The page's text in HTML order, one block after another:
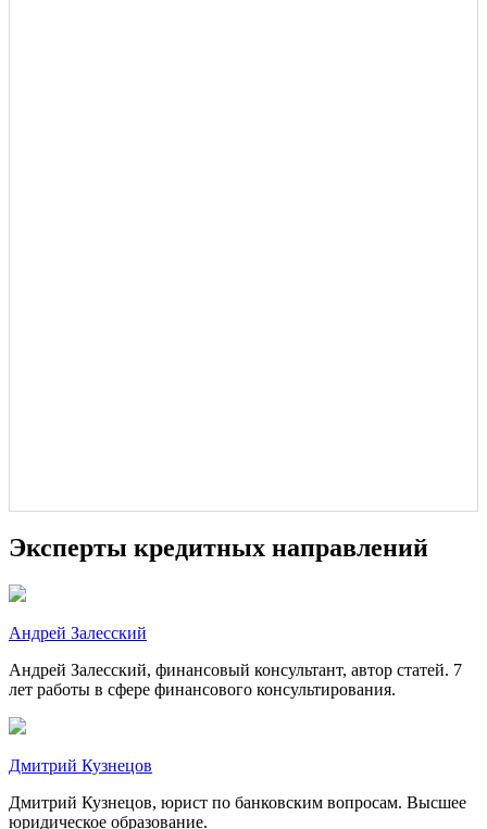
Эксперты кредитных направлений
Андрей Залесский
Андрей Залесский, финансовый консультант, автор статей. 7
лет работы в сфере финансового консультирования.
Дмитрий Кузнецов
Дмитрий Кузнецов, юрист по банковским вопросам. Высшее
юридическое образование.